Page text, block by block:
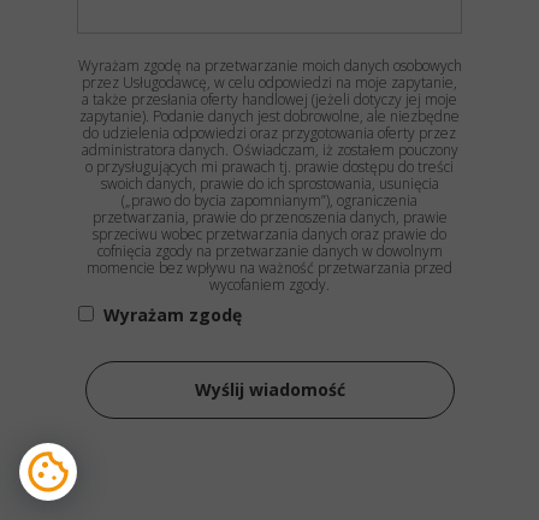
Wyrażam zgodę na przetwarzanie moich danych osobowych
przez Usługodawcę, w celu odpowiedzi na moje zapytanie,
a także przesłania oferty handlowej (jeżeli dotyczy jej moje
zapytanie). Podanie danych jest dobrowolne, ale niezbędne
do udzielenia odpowiedzi oraz przygotowania oferty przez
administratora danych. Oświadczam, iż zostałem pouczony
o przysługujących mi prawach tj. prawie dostępu do treści
swoich danych, prawie do ich sprostowania, usunięcia
(„prawo do bycia zapomnianym”), ograniczenia
przetwarzania, prawie do przenoszenia danych, prawie
sprzeciwu wobec przetwarzania danych oraz prawie do
cofnięcia zgody na przetwarzanie danych w dowolnym
momencie bez wpływu na ważność przetwarzania przed
wycofaniem zgody.
Wyrażam zgodę
Wyślij wiadomość